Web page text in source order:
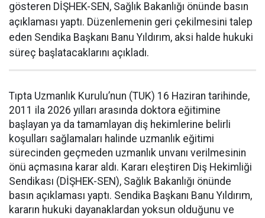
gösteren DİŞHEK-SEN, Sağlık Bakanlığı önünde basın
açıklaması yaptı. Düzenlemenin geri çekilmesini talep
eden Sendika Başkanı Banu Yıldırım, aksi halde hukuki
süreç başlatacaklarını açıkladı.
Tıpta Uzmanlık Kurulu’nun (TUK) 16 Haziran tarihinde,
2011 ila 2026 yılları arasında doktora eğitimine
başlayan ya da tamamlayan diş hekimlerine belirli
koşulları sağlamaları halinde uzmanlık eğitimi
sürecinden geçmeden uzmanlık unvanı verilmesinin
önü açmasına karar aldı. Kararı eleştiren Diş Hekimliği
Sendikası (DİŞHEK-SEN), Sağlık Bakanlığı önünde
basın açıklaması yaptı. Sendika Başkanı Banu Yıldırım,
kararın hukuki dayanaklardan yoksun olduğunu ve